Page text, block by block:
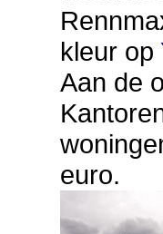
kleur op
Aan de
euro.